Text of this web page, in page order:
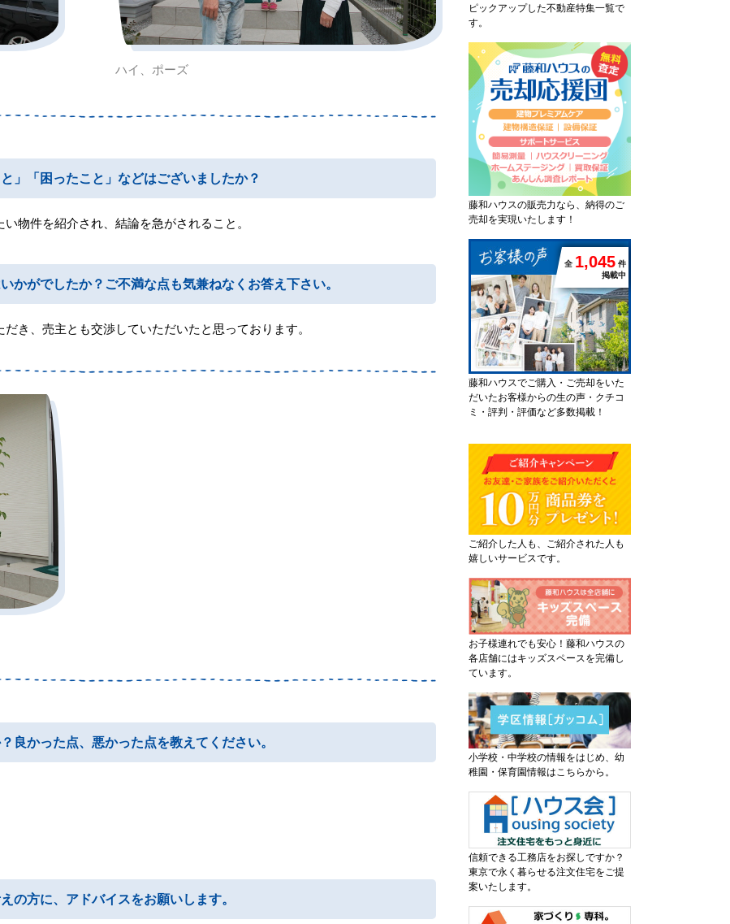
ハイ、ポーズ
」「困ったこと」などはございましたか？
物件を紹介され、結論を急がされること。
かがでしたか？ご不満な点も気兼ねなくお答え下さい。
き、売主とも交渉していただいたと思っております。
良かった点、悪かった点を教えてください。
の方に、アドバイスをお願いします。
ピックアップした不動産特集一覧で
す。
藤和ハウスの販売力なら、納得のご
売却を実現いたします！
全 1,045 件
掲載中
藤和ハウスでご購入・ご売却をいた
だいたお客様からの生の声・クチコ
ミ・評判・評価など多数掲載！
ご紹介した人も、ご紹介された人も
嬉しいサービスです。
お子様連れでも安心！藤和ハウスの
各店舗にはキッズスペースを完備し
ています。
小学校・中学校の情報をはじめ、幼
稚園・保育園情報はこちらから。
信頼できる工務店をお探しですか？
東京で永く暮らせる注文住宅をご提
案いたします。